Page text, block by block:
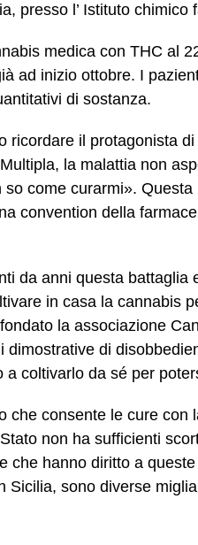
presso l’ Istituto
medica con THC al
ad inizio ottobre. I
di sostanza.
ricordare il protagonista
la malattia non
so come curarmi».
convention della
da anni questa battaglia
in casa la cannabis
la associazione
dimostrative di
a coltivarlo da sé per
che consente le cure
non ha sufficienti
che hanno diritto a
Sicilia, sono diverse